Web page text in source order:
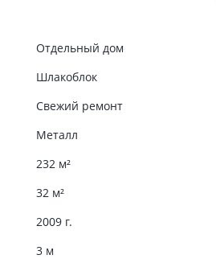
Отдельный дом
Шлакоблок
Свежий ремонт
Металл
232 м²
32 м²
2009 г.
3 м